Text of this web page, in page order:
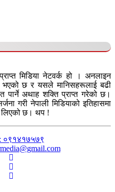
मिडिया नेटवर्क हो । अनलाइन
भएको छ र यसले मानिसहरूलाई बढी
पार्ने अथाह शक्ति प्राप्त गरेको छ।
गरी नेपाली मिडियाको इतिहासमा
लिएको छ। थप !
०९१४१७५७९